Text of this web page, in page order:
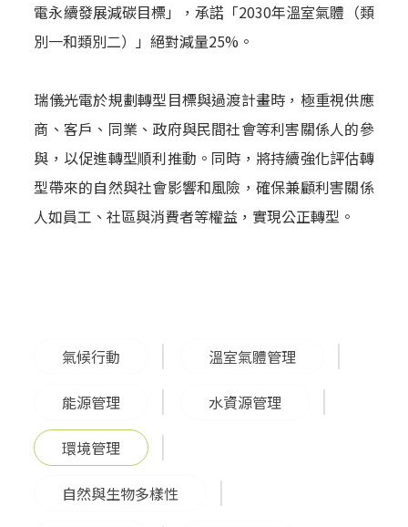
電永續發展減碳目標」，承諾「2030年溫室氣體（類
別一和類別二）」絕對減量25%。
瑞儀光電於規劃轉型目標與過渡計畫時，極重視供應
商、客戶、同業、政府與民間社會等利害關係人的參
與，以促進轉型順利推動。同時，將持續強化評估轉
型帶來的自然與社會影響和風險，確保兼顧利害關係
人如員工、社區與消費者等權益，實現公正轉型。
氣候行動 溫室氣體管理
能源管理 水資源管理
環境管理
自然與生物多樣性